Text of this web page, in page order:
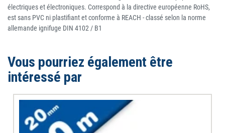
électriques et électroniques. Correspond à la directive européenne RoHS,
est sans PVC ni plastifiant et conforme à REACH - classé selon la norme
allemande ignifuge DIN 4102 / B1
Vous pourriez également être
intéressé par